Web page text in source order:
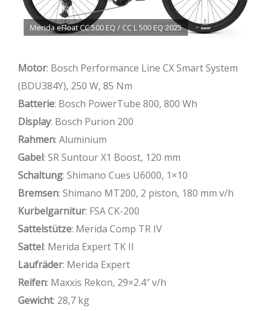
Merida eFloat CC 500 EQ / CC L 500 EQ 2025
Motor: Bosch Performance Line CX Smart System
(BDU384Y), 250 W, 85 Nm
Batterie: Bosch PowerTube 800, 800 Wh
Display: Bosch Purion 200
Rahmen: Aluminium
Gabel: SR Suntour X1 Boost, 120 mm
Schaltung: Shimano Cues U6000, 1×10
Bremsen: Shimano MT200, 2 piston, 180 mm v/h
Kurbelgarnitur: FSA CK-200
Sattelstütze: Merida Comp TR IV
Sattel: Merida Expert TK II
Laufräder: Merida Expert
Reifen: Maxxis Rekon, 29×2.4″ v/h
Gewicht: 28,7 kg